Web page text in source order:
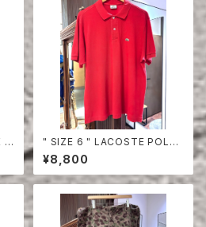
P
" SIZE 6 " LACOSTE POLO
SHIRT RED
¥8,800